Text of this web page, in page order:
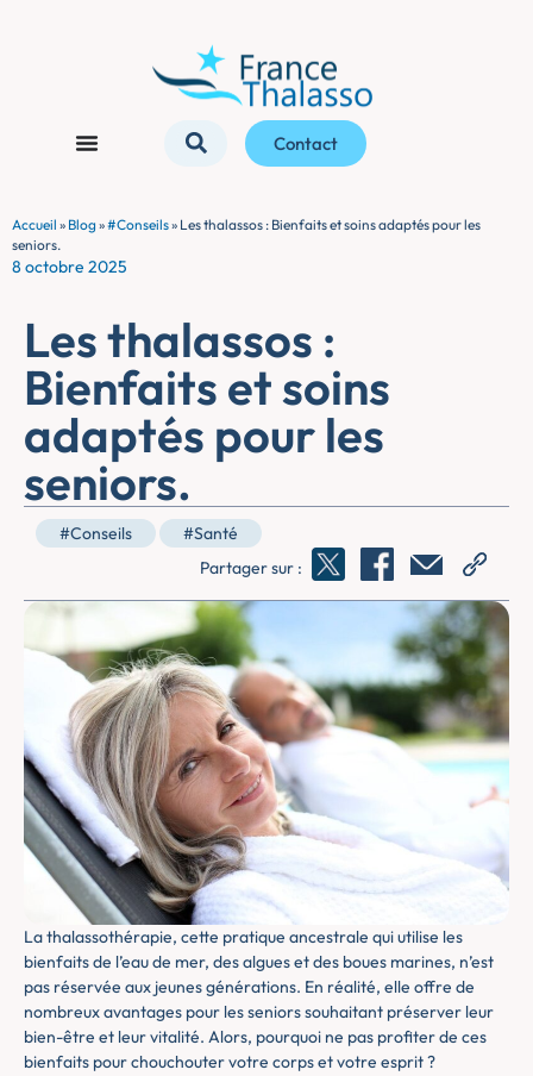
Contact
Accueil » Blog»#Conseils» Les thalassos : Bienfaits et soins adaptés pour les
seniors.
8 octobre 2025
Les thalassos :
Bienfaits et soins
adaptés pour les
seniors.
#Conseils
#Santé
Partager sur :
La thalassothérapie, cette pratique ancestrale qui utilise les
bienfaits de l’eau de mer, des algues et des boues marines, n’est
pas réservée aux jeunes générations. En réalité, elle offre de
nombreux avantages pour les seniors souhaitant préserver leur
bien-être et leur vitalité. Alors, pourquoi ne pas profiter de ces
bienfaits pour chouchouter votre corps et votre esprit ?